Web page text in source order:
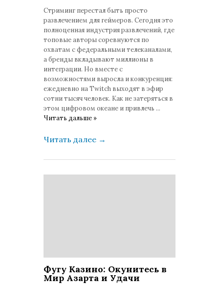
Стриминг перестал быть просто
развлечением для геймеров. Сегодня это
полноценная индустрия развлечений, где
топовые авторы соревнуются по
охватам с федеральными телеканалами,
а бренды вкладывают миллионы в
интеграции. Но вместе с
возможностями выросла и конкуренция:
ежедневно на Twitch выходят в эфир
сотни тысяч человек. Как не затеряться в
этом цифровом океане и привлечь ...
Читать дальше »
Читать далее →
Фугу Казино: Окунитесь в
Мир Азарта и Удачи